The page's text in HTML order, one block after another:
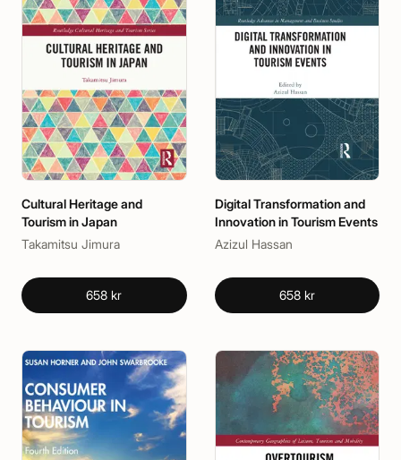
Cultural Heritage and
Tourism in Japan
Takamitsu Jimura
658 kr
Digital Transformation and
Innovation in Tourism Events
Azizul Hassan
658 kr